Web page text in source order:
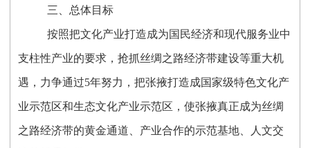
三、总体目标
按照把文化产业打造成为国民经济和现代服务业中
支柱性产业的要求，抢抓丝绸之路经济带建设等重大机
遇，力争通过5年努力，把张掖打造成国家级特色文化产
业示范区和生态文化产业示范区，使张掖真正成为丝绸
之路经济带的黄金通道、产业合作的示范基地、人文交